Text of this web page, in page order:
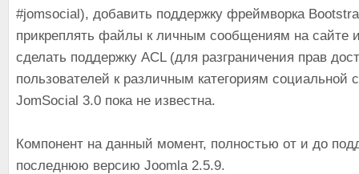
#jomsocial), добавить поддержку фреймворка
прикреплять файлы к личным сообщениям на сайте
сделать поддержку ACL (для разграничения прав
пользователей к различным категориям социальной
JomSocial 3.0 пока не известна.
Компонент на данный момент, полностью от и до
последнюю версию Joomla 2.5.9.